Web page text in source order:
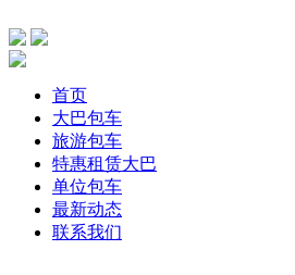
首页
大巴包车
旅游包车
特惠租赁大巴
单位包车
最新动态
联系我们